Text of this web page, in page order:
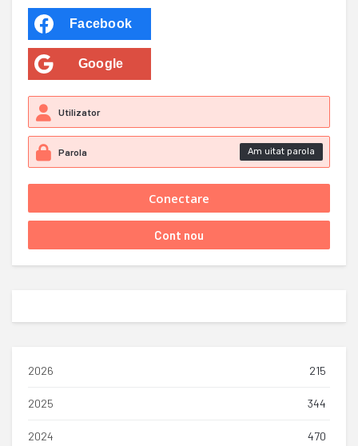
Facebook
Google
Am uitat parola
2026 215
2025 344
2024 470